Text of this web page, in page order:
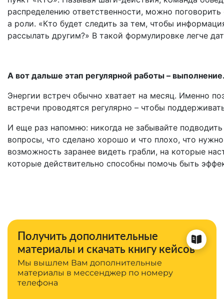
распределению ответственности, можно
а роли. «Кто будет следить за тем, чтобы
рассылать другим?» В такой формулировке легче
А вот дальше этап регулярной работы –
Энергии встреч обычно хватает на месяц. Именно
встречи проводятся регулярно – чтобы
И еще раз напомню: никогда не забывайте
вопросы, что сделано хорошо и что плохо, что
возможность заранее видеть грабли, на которые
которые действительно способны помочь быть
Получить дополнительные
материалы и скачать книгу кейсов
Мы вышлем Вам дополнительные
материалы в мессенджер по номеру
телефона